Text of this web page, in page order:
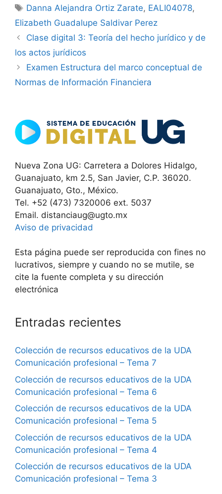
Etiquetas
Danna Alejandra Ortiz Zarate, EALI04078,
Elizabeth Guadalupe Saldivar Perez
Clase digital 3: Teoría del hecho jurídico y de
los actos jurídicos
Examen Estructura del marco conceptual de
Normas de Información Financiera
Nueva Zona UG: Carretera a Dolores Hidalgo,
Guanajuato, km 2.5, San Javier, C.P. 36020.
Guanajuato, Gto., México.
Tel. +52 (473) 7320006 ext. 5037
Email. distanciaug@ugto.mx
Aviso de privacidad
Esta página puede ser reproducida con fines no
lucrativos, siempre y cuando no se mutile, se
cite la fuente completa y su dirección
electrónica
Entradas recientes
Colección de recursos educativos de la UDA
Comunicación profesional – Tema 7
Colección de recursos educativos de la UDA
Comunicación profesional – Tema 6
Colección de recursos educativos de la UDA
Comunicación profesional – Tema 5
Colección de recursos educativos de la UDA
Comunicación profesional – Tema 4
Colección de recursos educativos de la UDA
Comunicación profesional – Tema 3